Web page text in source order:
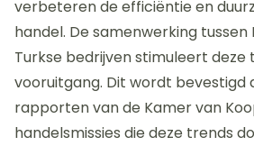
verbeteren de efficiëntie en
handel. De samenwerking tussen
Turkse bedrijven stimuleert deze
vooruitgang. Dit wordt bevestigd
rapporten van de Kamer van
handelsmissies die deze trends